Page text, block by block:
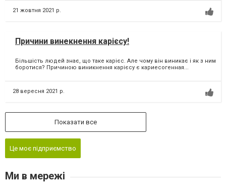
21 жовтня 2021 р.
Причини винекнення карієсу!
Більшість людей знає, що таке карієс. Але чому він виникає і як з ним
боротися? Причиною виникнення карієсу є кариесогенная...
28 вересня 2021 р.
Показати все
Це моє підприємство
Ми в мережі